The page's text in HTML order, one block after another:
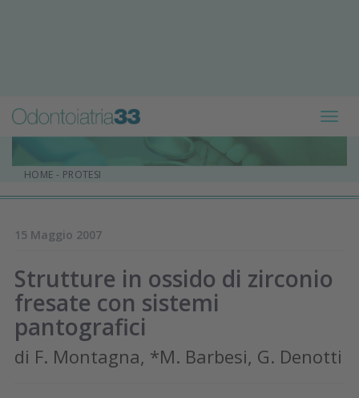
HOME - PROTESI
15 Maggio 2007
Strutture in ossido di zirconio
fresate con sistemi
pantografici
di F. Montagna, *M. Barbesi, G. Denotti